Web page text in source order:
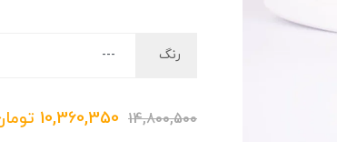
رنگ
14,800,500
10,360,350